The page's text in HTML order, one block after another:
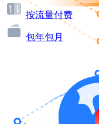
按流量付费
包年包月